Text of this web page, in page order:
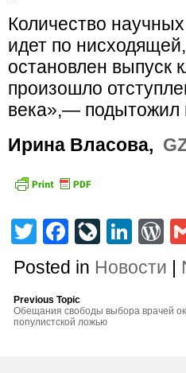
Количество
идет по
остановлен выпуск
произошло
века»,— подытожил
Ирина Власова,
TwitterFacebook
Posted in Новости |
Previous Topic
Обещания свободы выбора врачей
популистской ложью